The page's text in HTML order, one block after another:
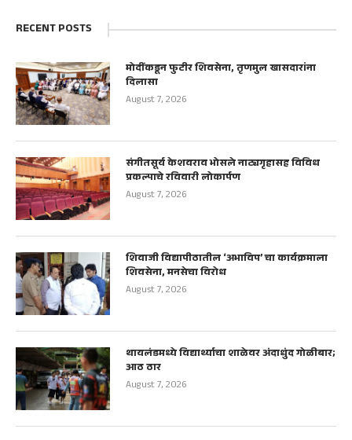
RECENT POSTS
मोदींकडून फुटीर शिवसेना, तृणमुल खासदारांना
दिलासा
August 7, 2026
संगीतसूर्य केशवराव भोसले नाट्यगृहासह विविध
प्रकल्पाचे रविवारी लोकार्पण
August 7, 2026
शिवाजी विद्यापीठातील ‘अभाविप’ चा कार्यक्रमाला
शिवसेना, मनसेचा विरोध
August 7, 2026
थायलंडमध्ये विद्यार्थ्याचा शाळेवर अंदाधुंद गोळीबार;
आठ ठार
August 7, 2026